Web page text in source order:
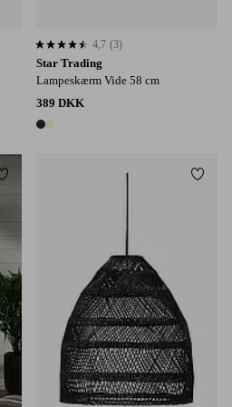
Star Trading
Lampeskærm Vide 58 cm
389 DKK
2 farver
4,7 baseret på 3 bedømmelser
4,7 (3)
Tilføj til favoritter